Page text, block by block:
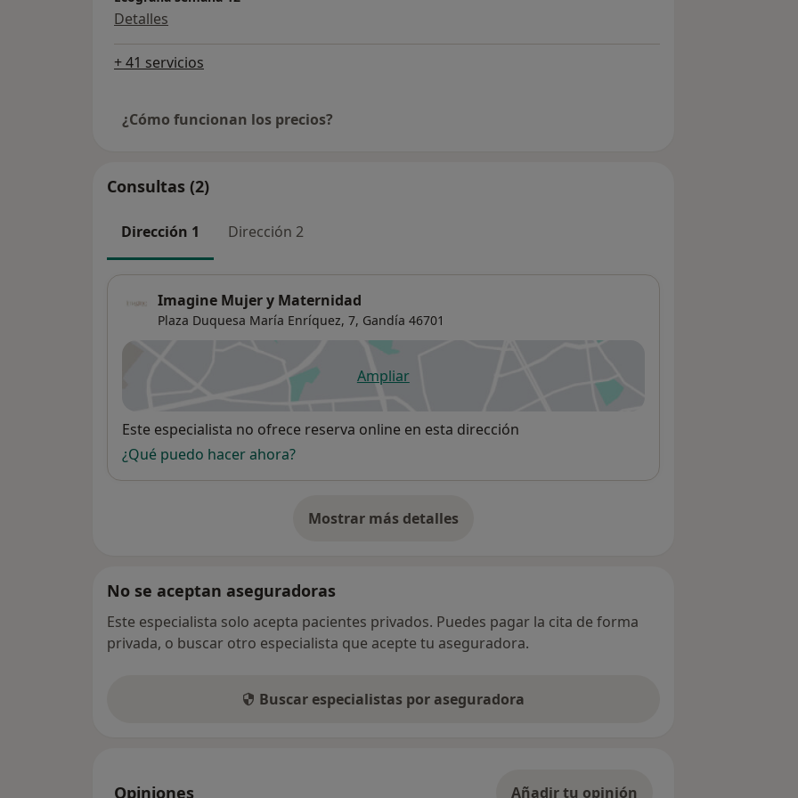
Detalles
+ 41 servicios
¿Cómo funcionan los precios?
Consultas (2)
Dirección 1 Dirección 2
Imagine Mujer y Maternidad
Plaza Duquesa María Enríquez, 7, Gandía 46701
Ampliarse abre en una nueva pestaña
Disponibilidad
Este especialista no ofrece reserva online en esta dirección
¿Qué puedo hacer ahora?
Mostrar más detalles
sobre la dirección
No se aceptan aseguradoras
Este especialista solo acepta pacientes privados. Puedes pagar la cita de forma
privada, o buscar otro especialista que acepte tu aseguradora.
Buscar especialistas por aseguradora
Opiniones Añadir tu opinión